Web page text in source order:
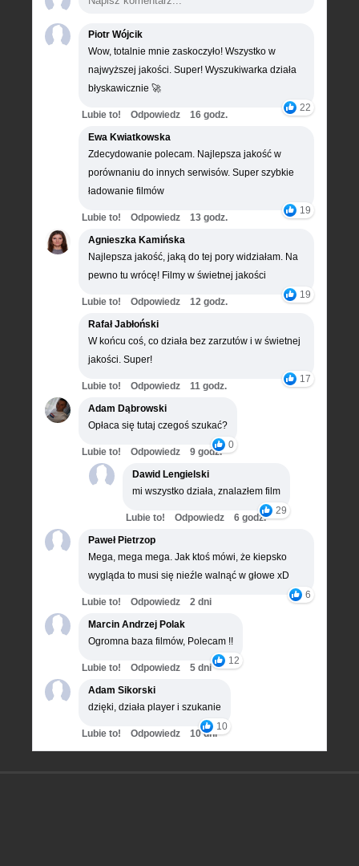
Piotr Wójcik
Wow, totalnie mnie zaskoczyło! Wszystko w
najwyższej jakości. Super! Wyszukiwarka działa
błyskawicznie 🚀
22
Lubie to! Odpowiedz
16 godz.
Ewa Kwiatkowska
Zdecydowanie polecam. Najlepsza jakość w
porównaniu do innych serwisów. Super szybkie
ładowanie filmów
19
Lubie to! Odpowiedz
13 godz.
Agnieszka Kamińska
Najlepsza jakość, jaką do tej pory widziałam. Na
pewno tu wrócę! Filmy w świetnej jakości
19
Lubie to! Odpowiedz
12 godz.
Rafał Jabłoński
W końcu coś, co działa bez zarzutów i w świetnej
jakości. Super!
17
Lubie to! Odpowiedz
11 godz.
Adam Dąbrowski
Opłaca się tutaj czegoś szukać?
0
Lubie to! Odpowiedz
9 godz.
Dawid Lengielski
mi wszystko działa, znalazłem film
29
Lubie to! Odpowiedz
6 godz.
Paweł Pietrzop
Mega, mega mega. Jak ktoś mówi, że kiepsko
wygląda to musi się nieźle walnąć w głowe xD
6
Lubie to! Odpowiedz
2 dni
Marcin Andrzej Polak
Ogromna baza filmów, Polecam !!
12
Lubie to! Odpowiedz
5 dni
Adam Sikorski
dzięki, działa player i szukanie
10
Lubie to! Odpowiedz 10 dni